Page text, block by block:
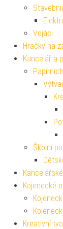
Vojáci
Hračky na
Kancelář a
Školní
Kojenecké
Kreativní